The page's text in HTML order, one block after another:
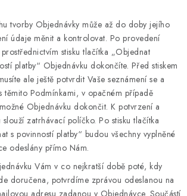
tvorby Objednávky může až do doby jejího
údaje měnit a kontrolovat. Po provedení
stisku tlačítka „Objednat
platby“ Objednávku dokončíte. Před stiskem
ale ještě potvrdit Vaše seznámení se a
těmito Podmínkami, v opačném případě
Objednávku dokončit. K potvrzení a
slouží zatrhávací políčko. Po stisku tlačítka
s povinností platby“ budou všechny vyplněné
odeslány přímo Nám.
Vám v co nejkratší době poté, kdy
doručena, potvrdíme zprávou odeslanou na